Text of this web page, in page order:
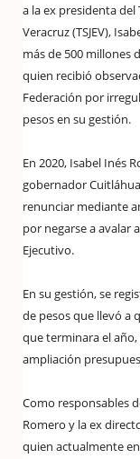
a la ex presidenta del
Veracruz (TSJEV),
más de 500 millones
quien recibió
Federación por
pesos en su gestión.
En 2020, Isabel Inés
gobernador
renunciar mediante
por negarse a avalar
Ejecutivo.
En su gestión, se
de pesos que llevó a
que terminara el
ampliación
Como responsables
Romero y la ex
quien actualmente